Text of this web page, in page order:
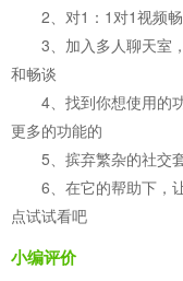
2、对1：1对1视频
3、加入多人聊天室
和畅谈
4、找到你想使用的
更多的功能的
5、摈弃繁杂的社交
6、在它的帮助下，
点试试看吧
小编评价